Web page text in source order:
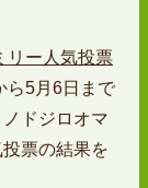
リー人気投票
ら5月6日まで
ドジロオマ
票の結果を